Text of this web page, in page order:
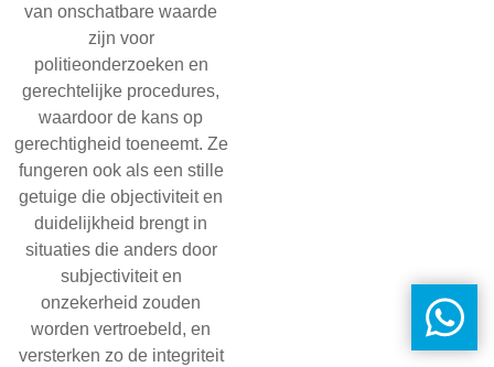
van onschatbare waarde
zijn voor
politieonderzoeken en
gerechtelijke procedures,
waardoor de kans op
gerechtigheid toeneemt. Ze
fungeren ook als een stille
getuige die objectiviteit en
duidelijkheid brengt in
situaties die anders door
subjectiviteit en
onzekerheid zouden
worden vertroebeld, en
versterken zo de integriteit